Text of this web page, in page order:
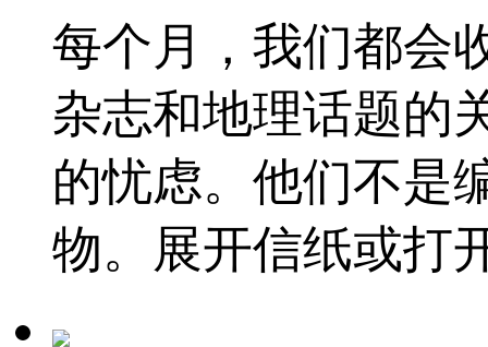
每个月，我们都会
杂志和地理话题的
的忧虑。他们不是
物。展开信纸或